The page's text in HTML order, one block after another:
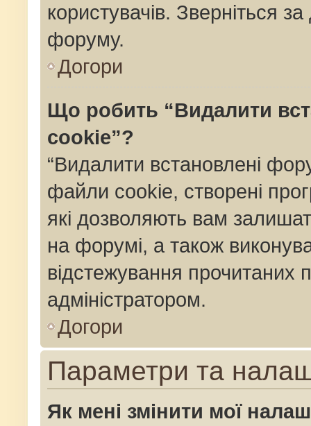
користувачів. Зверніться
форуму.
Догори
Що робить “Видалити
cookie”?
“Видалити встановлені
файли cookie, створені
які дозволяють вам
на форумі, а також
відстежування прочитаних
адміністратором.
Догори
Параметри та
Як мені змінити мої